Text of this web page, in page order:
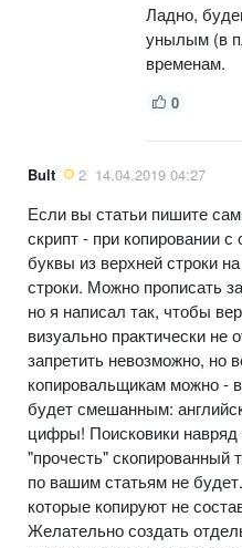
Ладно,
унылым (в
временам.
0
Bult 2 14.04.2019 04:27
Если вы статьи пишите
скрипт - при копировании
буквы из верхней строки
строки. Можно прописать
но я написал так, чтобы
визуально практически не
запретить невозможно, но
копировальщикам можно -
будет смешанным:
цифры! Поисковики навряд
"прочесть" скопированный
по вашим статьям не
которые копируют не
Желательно создать